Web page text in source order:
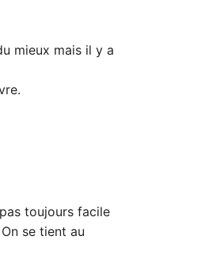
mieux mais il y a
toujours facile
se tient au